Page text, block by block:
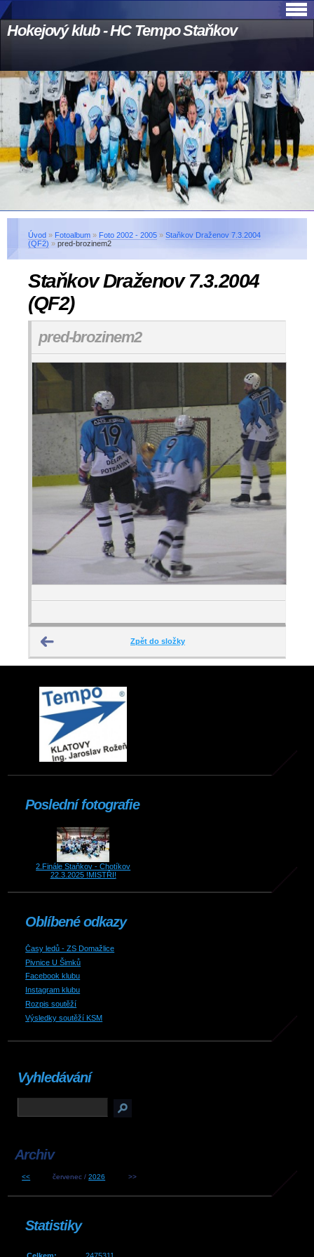
Hokejový klub - HC Tempo Staňkov
Úvod » Fotoalbum » Foto 2002 - 2005 » Staňkov Draženov 7.3.2004
(QF2) » pred-brozinem2
Staňkov Draženov 7.3.2004
(QF2)
pred-brozinem2
Zpět do složky
Poslední fotografie
2.Finále Staňkov - Chotíkov
22.3.2025 !MISTŘI!
Oblíbené odkazy
Časy ledů - ZS Domažlice
Pivnice U Šimků
Facebook klubu
Instagram klubu
Rozpis soutěží
Výsledky soutěží KSM
Vyhledávání
Archiv
<< červenec /2026 >>
Statistiky